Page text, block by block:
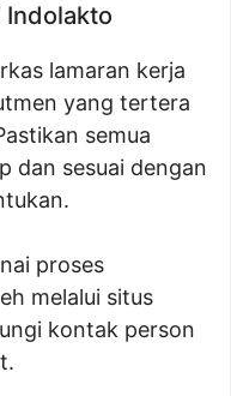
Indolakto
lamaran kerja
yang tertera
semua
dan sesuai dengan
proses
melalui situs
kontak person